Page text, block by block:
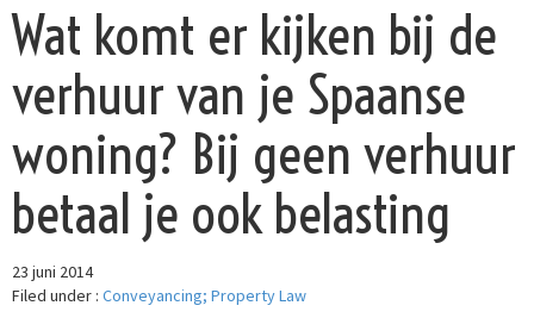
Wat komt er kijken bij de
verhuur van je Spaanse
woning? Bij geen verhuur
betaal je ook belasting
23 juni 2014
Filed under : Conveyancing; Property Law